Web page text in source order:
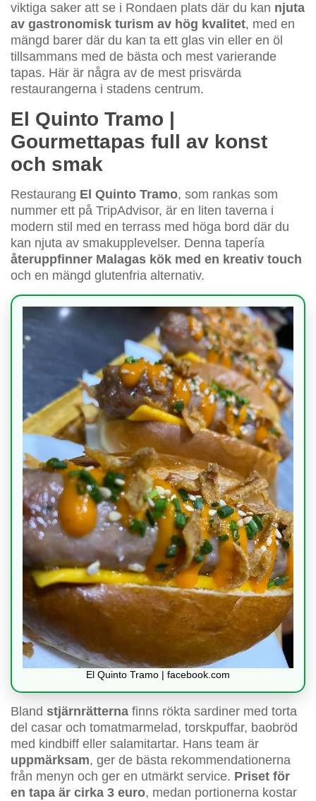
viktiga saker att se i Rondaen plats där du kan njuta
av gastronomisk turism av hög kvalitet, med en
mängd barer där du kan ta ett glas vin eller en öl
tillsammans med de bästa och mest varierande
tapas. Här är några av de mest prisvärda
restaurangerna i stadens centrum.
El Quinto Tramo |
Gourmettapas full av konst
och smak
Restaurang El Quinto Tramo, som rankas som
nummer ett på TripAdvisor, är en liten taverna i
modern stil med en terrass med höga bord där du
kan njuta av smakupplevelser. Denna tapería
återuppfinner Malagas kök med en kreativ touch
och en mängd glutenfria alternativ.
El Quinto Tramo | facebook.com
Bland stjärnrätterna finns rökta sardiner med torta
del casar och tomatmarmelad, torskpuffar, baobröd
med kindbiff eller salamitartar. Hans team är
uppmärksam, ger de bästa rekommendationerna
från menyn och ger en utmärkt service. Priset för
en tapa är cirka 3 euro, medan portionerna kostar